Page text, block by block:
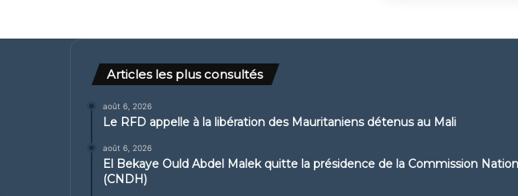
Articles les plus consultés
août 6, 2026
Le RFD appelle à la libération des Mauritaniens détenus au Mali
août 6, 2026
El Bekaye Ould Abdel Malek quitte la présidence de la Commission
(CNDH)